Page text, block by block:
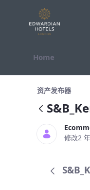
Home
资产发布器
修改2 年